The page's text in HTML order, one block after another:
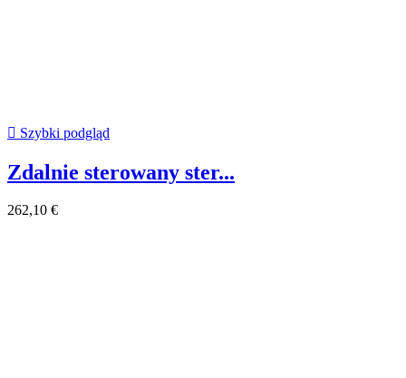
 Szybki podgląd
Zdalnie sterowany ster...
262,10 €